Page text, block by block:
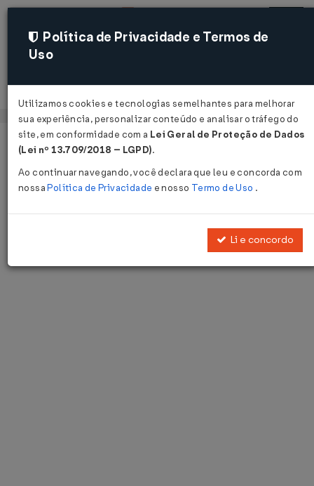
Acessar
Página Inicial Notícias
Notícias
Disponibilizamos as últimas notícias e destaques publicadas pelo
Política de Privacidade e Termos de
Uso
Utilizamos cookies e tecnologias semelhantes para melhorar
sua experiência, personalizar conteúdo e analisar o tráfego do
site, em conformidade com a Lei Geral de Proteção de Dados
(Lei nº 13.709/2018 – LGPD).
Ao continuar navegando, você declara que leu e concorda com
nossaPolítica de Privacidade e nosso Termo de Uso .
Li e concordo